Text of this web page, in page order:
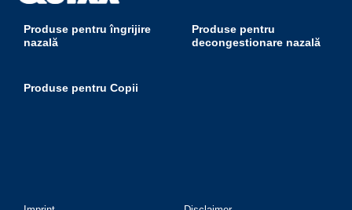
Produse pentru îngrijire
nazală
Produse pentru
decongestionare nazală
Produse pentru Copii